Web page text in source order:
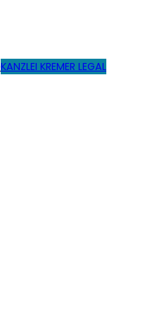
KANZLEI KREMER LEGAL